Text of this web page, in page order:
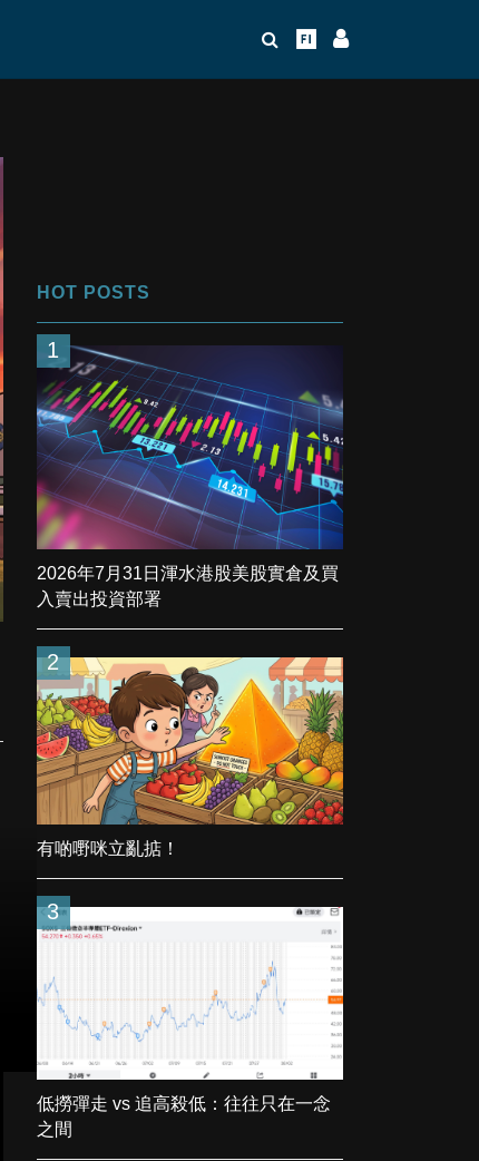
HOT POSTS
1
2026年7月31日渾水港股美股實倉及買
入賣出投資部署
2
有啲嘢咪立亂掂！
3
低撈彈走 vs 追高殺低：往往只在一念
之間